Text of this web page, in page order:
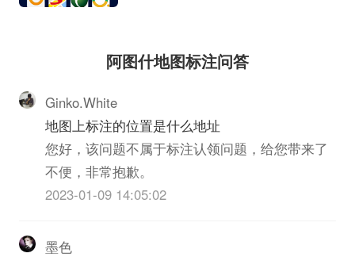
吗、地图如何添加企业、地图如何添加企
阿图什地图标注问答
Ginko.White
地图上标注的位置是什么地址
您好，该问题不属于标注认领问题，给您带来了
不便，非常抱歉。
2023-01-09 14:05:02
墨色